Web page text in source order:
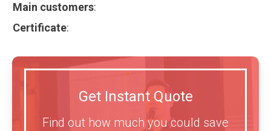
Main customers:
Certificate:
Get Instant Quote
Find out how much you could save